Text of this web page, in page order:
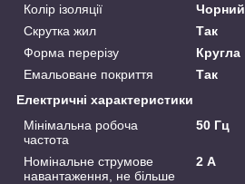
Колір ізоляції
Чорний
Скрутка жил
Так
Форма перерізу
Кругла
Емальоване покриття
Так
Електричні характеристики
Мінімальна робоча
частота
50 Гц
Номінальне струмове
навантаження, не більше
2 А